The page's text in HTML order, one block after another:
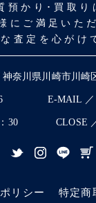
かり･買取り
にご満足いた
査定を心がけ
神奈川県川崎市川崎
E-MAIL ／
30 CLOSE
リシー 特定商